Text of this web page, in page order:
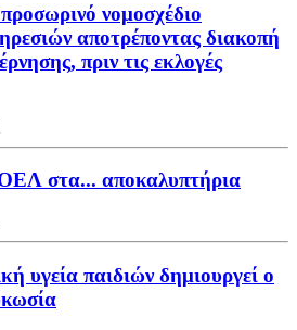
νομοσχέδιο
αποτρέποντας διακοπή
πριν τις εκλογές
στα... αποκαλυπτήρια
υγεία παιδιών δημιουργεί ο